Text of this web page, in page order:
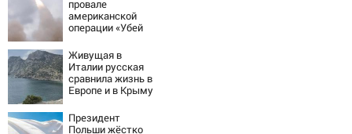
провале
американской
операции «Убей
России
Живущая в
Италии русская
сравнила жизнь в
Европе и в Крыму
Президент
Польши жёстко